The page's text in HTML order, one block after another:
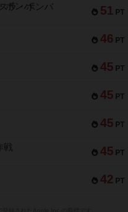
51 PT
ラ・ボンバ
46 PT
45 PT
45 PT
45 PT
45 PT
戦
42 PT